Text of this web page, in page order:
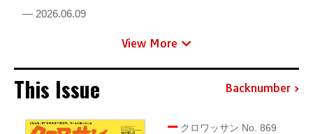
— 2026.06.09
View More
This Issue Backnumber
クロワッサン No. 869